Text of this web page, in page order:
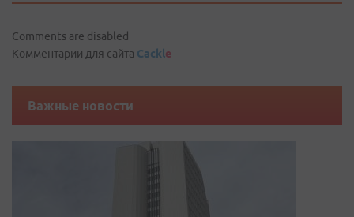
Comments are disabled
Комментарии для сайта Cackle
Важные новости